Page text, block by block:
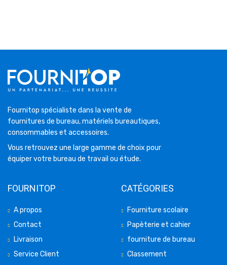
Fournitop spécialiste dans la vente de
fournitures de bureau, matériels bureautiques,
consommables et accessoires.
Vous retrouvez une large gamme de choix pour
équiper votre bureau de travail ou étude.
FOURNITOP
A propos
Contact
Livraison
Service Client
CATÉGORIES
Fourniture scolaire
Papèterie et cahier
fourniture de bureau
Classement